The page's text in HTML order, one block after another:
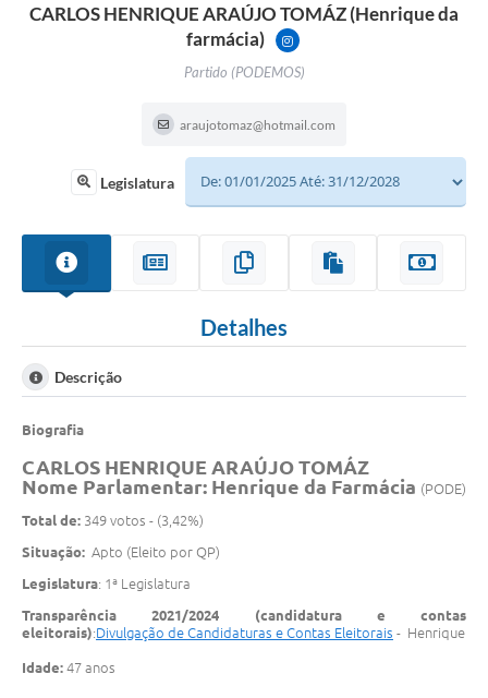
CARLOS HENRIQUE ARAÚJO TOMÁZ (Henrique da
farmácia)
Partido (PODEMOS)
araujotomaz@hotmail.com
Legislatura
Detalhes
Descrição
Biografia
CARLOS HENRIQUE ARAÚJO TOMÁZ
Nome Parlamentar: Henrique da Farmácia (PODE)
Total de: 349 votos - (3,42%)
Situação: Apto (Eleito por QP)
Legislatura: 1ª Legislatura
Transparência 2021/2024 (candidatura e contas
eleitorais):Divulgação de Candidaturas e Contas Eleitorais - Henrique
Idade: 47 anos